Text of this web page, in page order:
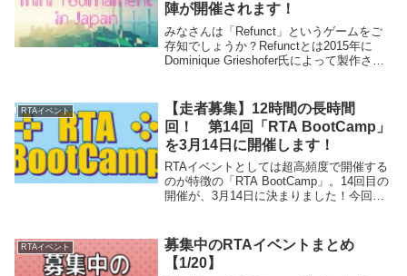
陣が開催されます！
みなさんは「Refunct」というゲームをご
存知でしょうか？Refunctとは2015年に
Dominique Grieshofer氏によって製作され
り上がりつつある...
RTAイベント
【走者募集】12時間の長時間
回！ 第14回「RTA BootCamp」
を3月14日に開催します！
RTAイベントとしては超高頻度で開催する
のが特徴の「RTA BootCamp」。14回目の
開催が、3月14日に決まりました！今回は
楽しみましょう！このページでは...
RTAイベント
募集中のRTAイベントまとめ
【1/20】